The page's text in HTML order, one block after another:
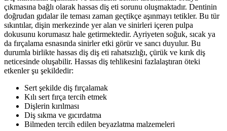
çıkmasına bağlı olarak hassas diş eti sorunu oluşmaktadır. Dentinin
doğrudan gıdalar ile teması zaman geçtikçe aşınmayı tetikler. Bu tür
sıkıntılar, dişin merkezinde yer alan ve sinirleri içeren pulpa
dokusunu korumasız hale getirmektedir. Ayriyeten soğuk, sıcak ya
da fırçalama esnasında sinirler etki görür ve sancı duyulur. Bu
durumla birlikte hassas diş diş eti rahatsızlığı, çürük ve kırık diş
neticesinde oluşabilir. Hassas diş tehlikesini fazlalaştıran öteki
etkenler şu şekildedir:
Sert şekilde diş fırçalamak
Kılı sert fırça tercih etmek
Dişlerin kırılması
Diş sıkma ve gıcırdatma
Bilmeden tercih edilen beyazlatma malzemeleri